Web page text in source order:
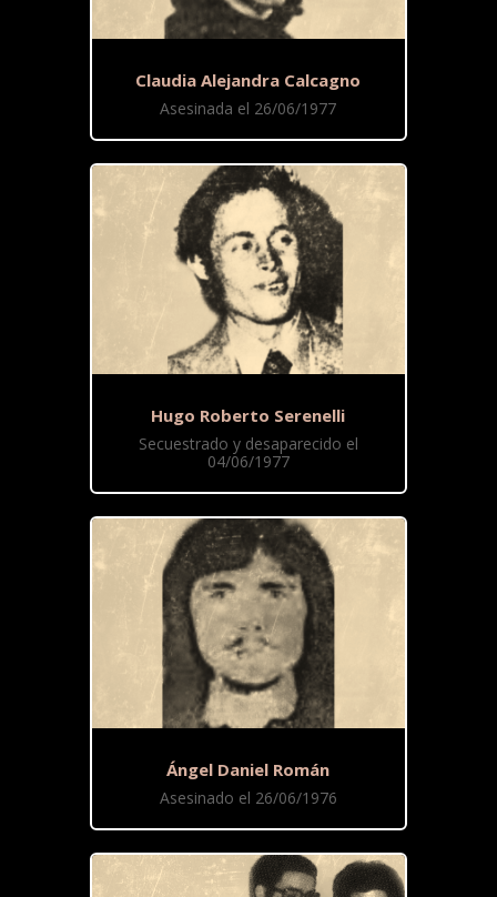
Claudia Alejandra Calcagno
Asesinada el 26/06/1977
Hugo Roberto Serenelli
Secuestrado y desaparecido el
04/06/1977
Ángel Daniel Román
Asesinado el 26/06/1976